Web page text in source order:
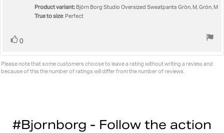
5
stars
Product variant: Björn Borg Studio Oversized Sweatpants Grön, M, Grön, M
True to size: Perfect
Vote
0
Please note that some customers choose to leave a rating without writing a review, and
because of this the number of ratings will differ from the number of reviews.
#Bjornborg - Follow the action